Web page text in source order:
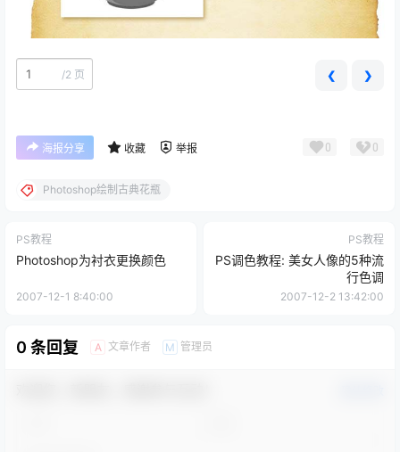
/2 页 ❮ ❯
海报分享 收藏 举报 0 0
Photoshop绘制古典花瓶
PS教程
Photoshop为衬衣更换颜色
2007-12-1 8:40:00
PS教程
PS调色教程: 美女人像的5种流
行色调
2007-12-2 13:42:00
0 条回复 A 文章作者 M 管理员